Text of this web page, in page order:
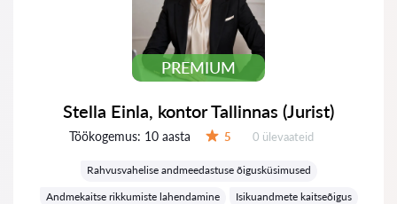
PREMIUM
Stella Einla, kontor Tallinnas (Jurist)
Töökogemus: 10 aasta 5 Ülevaateid:
0 ülevaateid
Rahvusvahelise andmeedastuse õigusküsimused
Andmekaitse rikkumiste lahendamine
Isikuandmete kaitseõigus